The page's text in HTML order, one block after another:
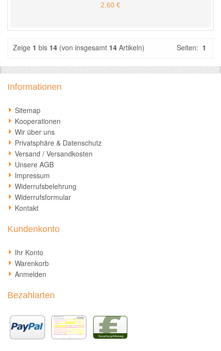
2,60 €
Zeige 1 bis 14 (von insgesamt 14 Artikeln) Seiten: 1
Informationen
Sitemap
Kooperationen
Wir über uns
Privatsphäre & Datenschutz
Versand / Versandkosten
Unsere AGB
Impressum
Widerrufsbelehrung
Widerrufsformular
Kontakt
Kundenkonto
Ihr Konto
Warenkorb
Anmelden
Bezahlarten